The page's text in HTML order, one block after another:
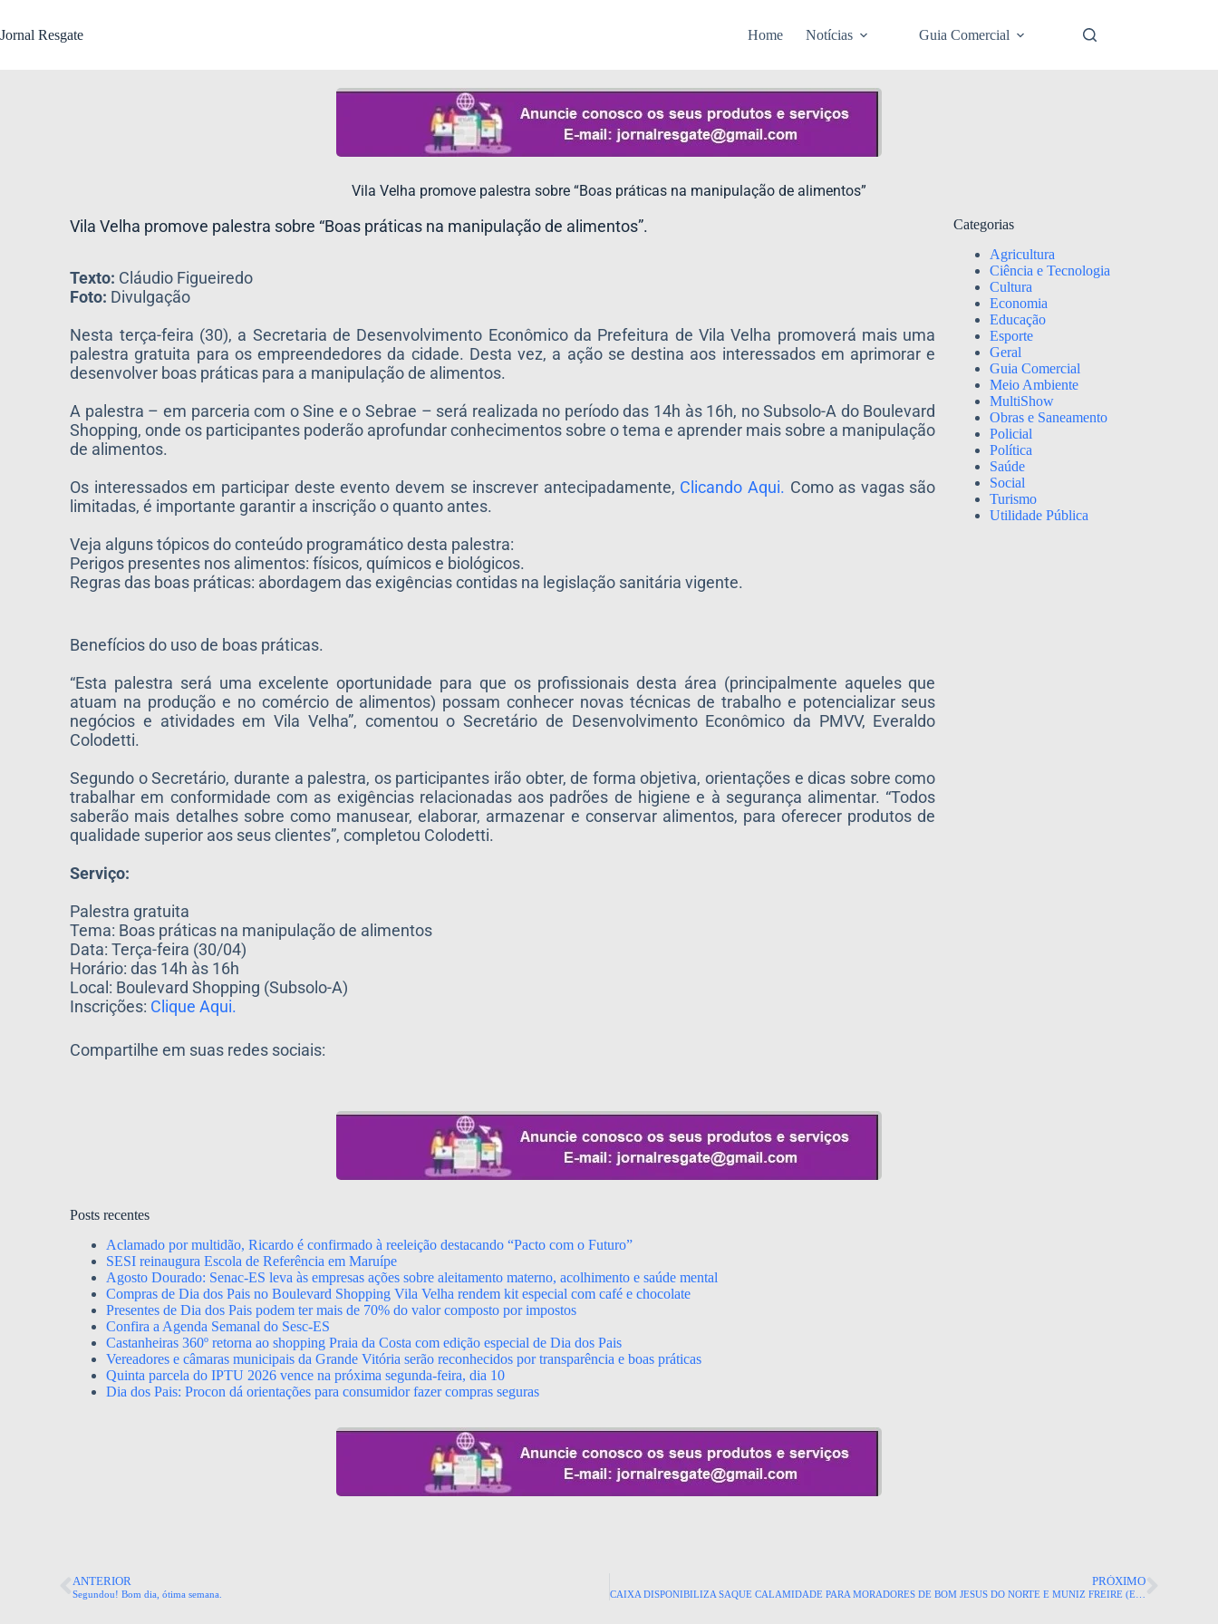
Jornal Resgate Home Notícias Guia Comercial
​Vila Velha promove palestra sobre “Boas práticas na manipulação de alimentos”
​Vila Velha promove palestra sobre “Boas práticas na manipulação de alimentos”.
Texto: Cláudio Figueiredo
Foto: Divulgação
Nesta terça-feira (30), a Secretaria de Desenvolvimento Econômico da Prefeitura de Vila Velha promoverá mais uma
palestra gratuita para os empreendedores da cidade. Desta vez, a ação se destina aos interessados em aprimorar e
desenvolver boas práticas para a manipulação de alimentos.
A palestra – em parceria com o Sine e o Sebrae – será realizada no período das 14h às 16h, no Subsolo-A do Boulevard
Shopping, onde os participantes poderão aprofundar conhecimentos sobre o tema e aprender mais sobre a manipulação
de alimentos.
Os interessados em participar deste evento devem se inscrever antecipadamente, Clicando Aqui. Como as vagas são
limitadas, é importante garantir a inscrição o quanto antes.
Veja alguns tópicos do conteúdo programático desta palestra:
Perigos presentes nos alimentos: físicos, químicos e biológicos.
Regras das boas práticas: abordagem das exigências contidas na legislação sanitária vigente.
Benefícios do uso de boas práticas.
“Esta palestra será uma excelente oportunidade para que os profissionais desta área (principalmente aqueles que
atuam na produção e no comércio de alimentos) possam conhecer novas técnicas de trabalho e potencializar seus
negócios e atividades em Vila Velha”, comentou o Secretário de Desenvolvimento Econômico da PMVV, Everaldo
Colodetti.
Segundo o Secretário, durante a palestra, os participantes irão obter, de forma objetiva, orientações e dicas sobre como
trabalhar em conformidade com as exigências relacionadas aos padrões de higiene e à segurança alimentar. “Todos
saberão mais detalhes sobre como manusear, elaborar, armazenar e conservar alimentos, para oferecer produtos de
qualidade superior aos seus clientes”, completou Colodetti.
Serviço:
Palestra gratuita
Tema: Boas práticas na manipulação de alimentos
Data: Terça-feira (30/04)
Horário: das 14h às 16h
Local: Boulevard Shopping (Subsolo-A)
Inscrições: Clique Aqui.
Compartilhe em suas redes sociais:
Categorias
Agricultura
Ciência e Tecnologia
Cultura
Economia
Educação
Esporte
Geral
Guia Comercial
Meio Ambiente
MultiShow
Obras e Saneamento
Policial
Política
Saúde
Social
Turismo
Utilidade Pública
Posts recentes
Aclamado por multidão, Ricardo é confirmado à reeleição destacando “Pacto com o Futuro”
SESI reinaugura Escola de Referência em Maruípe
Agosto Dourado: Senac-ES leva às empresas ações sobre aleitamento materno, acolhimento e saúde mental
Compras de Dia dos Pais no Boulevard Shopping Vila Velha rendem kit especial com café e chocolate
Presentes de Dia dos Pais podem ter mais de 70% do valor composto por impostos
Confira a Agenda Semanal do Sesc-ES
Castanheiras 360º retorna ao shopping Praia da Costa com edição especial de Dia dos Pais
Vereadores e câmaras municipais da Grande Vitória serão reconhecidos por transparência e boas práticas
Quinta parcela do IPTU 2026 vence na próxima segunda-feira, dia 10
Dia dos Pais: Procon dá orientações para consumidor fazer compras seguras
ANTERIOR
Segundou! Bom dia, ótima semana.
PRÓXIMO
CAIXA DISPONIBILIZA SAQUE CALAMIDADE PARA MORADORES DE BOM JESUS DO NORTE E MUNIZ FREIRE (ES).